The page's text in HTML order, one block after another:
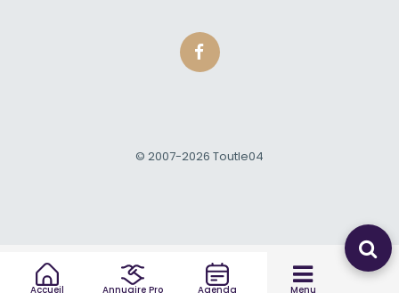
Accueil Annuaire Pro Agenda Menu
© 2007-2026 Toutle04